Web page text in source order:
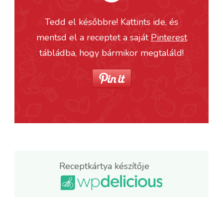
Tedd el későbbre! Kattints ide, és
mentsd el a receptet a saját Pinterest
tábládba, hogy bármikor megtaláld!
Receptkártya készítője